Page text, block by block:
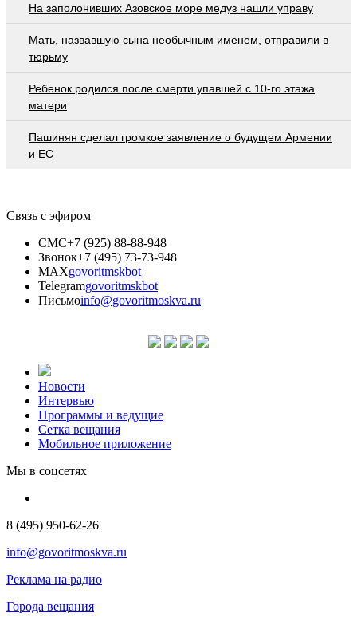
На заполонивших Азовское море медуз нашли управу
Мать, назвавшую сына необычным именем, отправили в
тюрьму
Ребенок родился после смерти упавшей с 10-го этажа
матери
Пашинян сделал громкое заявление о будущем Армении
и ЕС
Связь с эфиром
СМС+7 (925) 88-88-948
Звонок+7 (495) 73-73-948
MAXgovoritmskbot
Telegramgovoritmskbot
Письмоinfo@govoritmoskva.ru
Новости
Интервью
Программы и ведущие
Сетка вещания
Мобильное приложение
Мы в соцсетях
8 (495) 950-62-26
info@govoritmoskva.ru
Реклама на радио
Города вещания